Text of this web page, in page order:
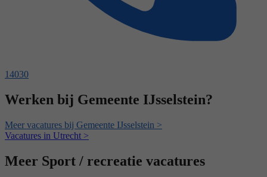
14030
Werken bij Gemeente IJsselstein?
Meer vacatures bij Gemeente IJsselstein >
Vacatures in Utrecht >
Meer Sport / recreatie vacatures